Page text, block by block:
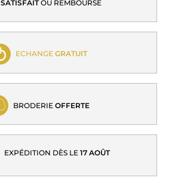
SATISFAITOU REMBOURSÉ
ECHANGE GRATUIT
BRODERIE OFFERTE
EXPÉDITION DÈS LE 17 AOÛT